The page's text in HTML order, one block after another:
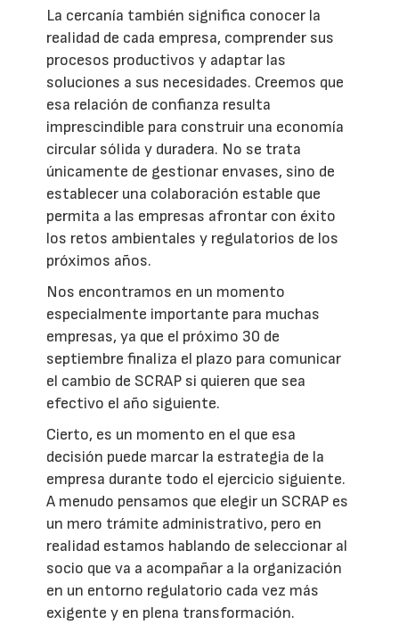
La cercanía también significa conocer la
realidad de cada empresa, comprender sus
procesos productivos y adaptar las
soluciones a sus necesidades. Creemos que
esa relación de confianza resulta
imprescindible para construir una economía
circular sólida y duradera. No se trata
únicamente de gestionar envases, sino de
establecer una colaboración estable que
permita a las empresas afrontar con éxito
los retos ambientales y regulatorios de los
próximos años.
Nos encontramos en un momento
especialmente importante para muchas
empresas, ya que el próximo 30 de
septiembre finaliza el plazo para comunicar
el cambio de SCRAP si quieren que sea
efectivo el año siguiente.
Cierto, es un momento en el que esa
decisión puede marcar la estrategia de la
empresa durante todo el ejercicio siguiente.
A menudo pensamos que elegir un SCRAP es
un mero trámite administrativo, pero en
realidad estamos hablando de seleccionar al
socio que va a acompañar a la organización
en un entorno regulatorio cada vez más
exigente y en plena transformación.